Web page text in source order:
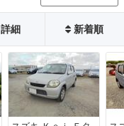
詳細 新着順